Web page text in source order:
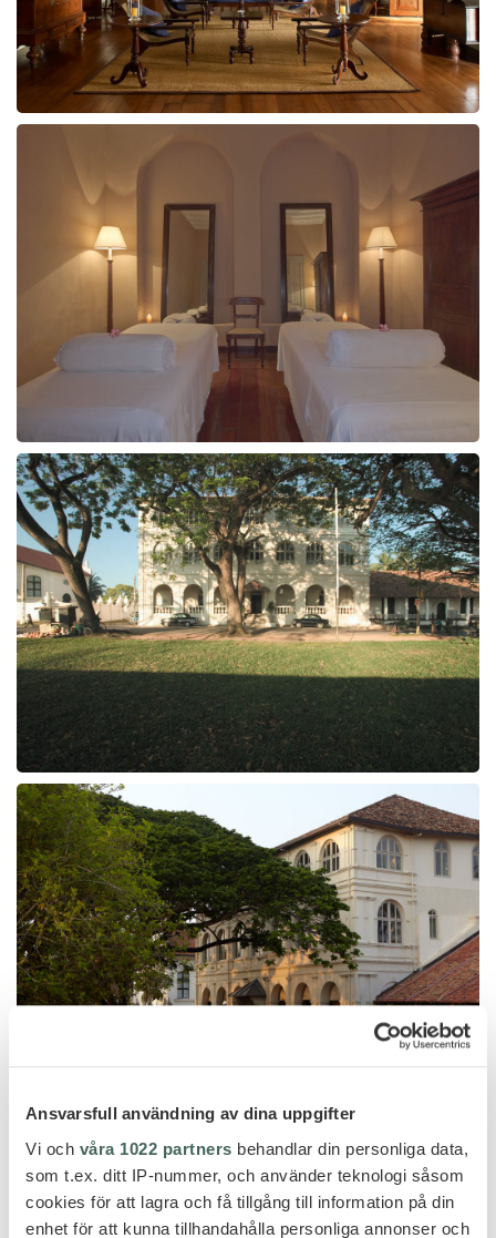
Ansvarsfull användning av dina uppgifter
Vi och våra 1022 partners behandlar din personliga data,
som t.ex. ditt IP-nummer, och använder teknologi såsom
cookies för att lagra och få tillgång till information på din
enhet för att kunna tillhandahålla personliga annonser och
ERBJUDANDEN - SRI LANKA